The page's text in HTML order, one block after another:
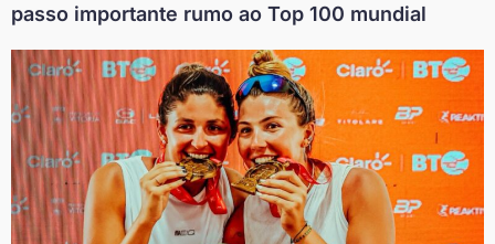
passo importante rumo ao Top 100 mundial